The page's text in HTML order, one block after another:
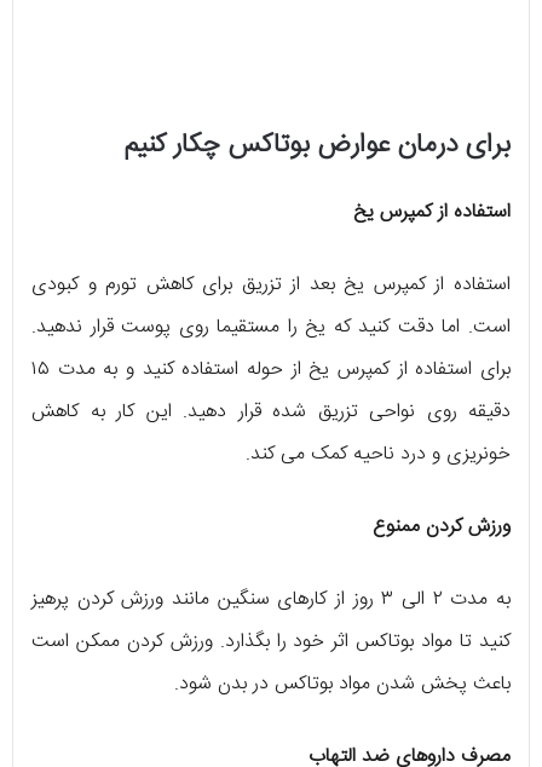
برای درمان عوارض بوتاکس چکار کنیم
استفاده از کمپرس یخ
استفاده از کمپرس یخ بعد از تزریق برای کاهش تورم و کبودی
است. اما دقت کنید که یخ را مستقیما روی پوست قرار ندهید.
برای استفاده از کمپرس یخ از حوله استفاده کنید و به مدت ۱۵
دقیقه روی نواحی تزریق شده قرار دهید. این کار به کاهش
خونریزی و درد ناحیه کمک می کند.
ورزش کردن ممنوع
به مدت ۲ الی ۳ روز از کارهای سنگین مانند ورزش کردن پرهیز
کنید تا مواد بوتاکس اثر خود را بگذارد. ورزش کردن ممکن است
باعث پخش شدن مواد بوتاکس در بدن شود.
مصرف داروهای ضد التهاب